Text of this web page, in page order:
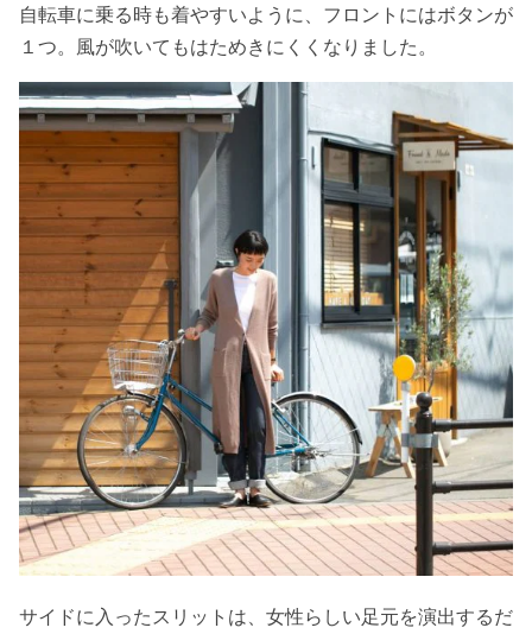
自転車に乗る時も着やすいように、フロントにはボタンが
１つ。風が吹いてもはためきにくくなりました。
サイドに入ったスリットは、女性らしい足元を演出するだ